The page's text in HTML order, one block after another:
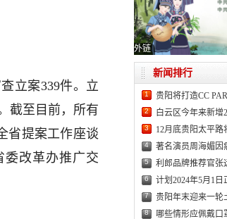
立案339件。立
截至目前，所有
省提案工作座谈
委改革办推广交
外链
新闻排行
1 贵阳将打造CC
2 白云区今年来新增
3 12月底贵阳太平路
4 著名演员周海媚因
5 利郎品牌推荐官张
6 计划2024年5月1
7 贵阳年末迎来一轮
8 哪些情形应佩戴口